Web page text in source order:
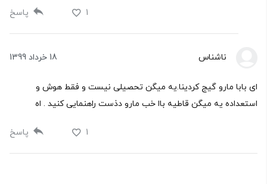
1 پاسخ
ناشناس 18 خرداد 1399
ای بابا مارو گیج کردینا.یه میگن تحصیلی نیست و فقط هوش و
استعداده یه میگن قاطیه باا خب مارو دذست راهنمایی کنید . اه
1 پاسخ